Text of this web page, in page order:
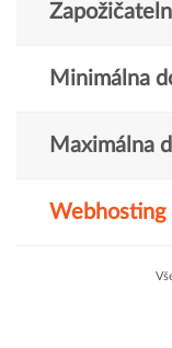
Minimálna
Maximálna
Webhosting